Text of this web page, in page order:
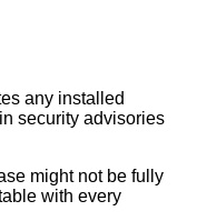
any installed
security advisories
might not be fully
with every